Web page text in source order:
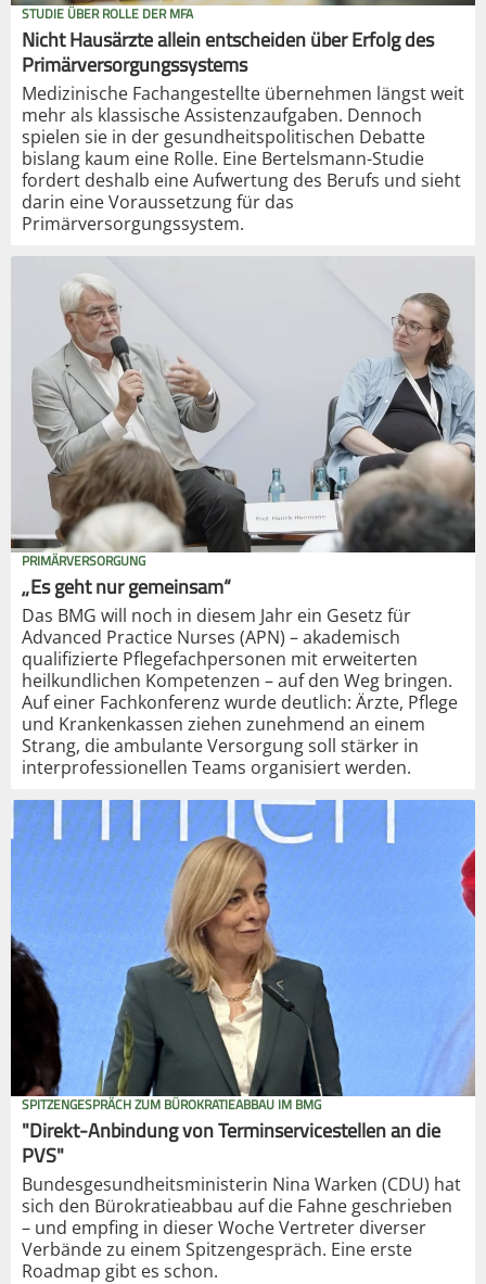
STUDIE ÜBER ROLLE DER MFA
Nicht Hausärzte allein entscheiden über Erfolg des
Primärversorgungssystems
Medizinische Fachangestellte übernehmen längst weit
mehr als klassische Assistenzaufgaben. Dennoch
spielen sie in der gesundheitspolitischen Debatte
bislang kaum eine Rolle. Eine Bertelsmann-Studie
fordert deshalb eine Aufwertung des Berufs und sieht
darin eine Voraussetzung für das
Primärversorgungssystem.
PRIMÄRVERSORGUNG
„Es geht nur gemeinsam“
Das BMG will noch in diesem Jahr ein Gesetz für
Advanced Practice Nurses (APN) – akademisch
qualifizierte Pflegefachpersonen mit erweiterten
heilkundlichen Kompetenzen – auf den Weg bringen.
Auf einer Fachkonferenz wurde deutlich: Ärzte, Pflege
und Krankenkassen ziehen zunehmend an einem
Strang, die ambulante Versorgung soll stärker in
interprofessionellen Teams organisiert werden.
SPITZENGESPRÄCH ZUM BÜROKRATIEABBAU IM BMG
"Direkt-Anbindung von Terminservicestellen an die
PVS"
Bundesgesundheitsministerin Nina Warken (CDU) hat
sich den Bürokratieabbau auf die Fahne geschrieben
– und empfing in dieser Woche Vertreter diverser
Verbände zu einem Spitzengespräch. Eine erste
Roadmap gibt es schon.